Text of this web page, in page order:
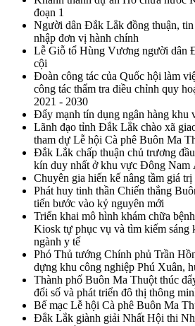
đoạn 1
Người dân Đắk Lắk đồng thuận,
nhập đơn vị hành chính
Lễ Giỗ tổ Hùng Vương người dân
cội
Đoàn công tác của Quốc hội làm
công tác thẩm tra điều chỉnh quy
2021 - 2030
Đẩy mạnh tín dụng ngân hàng khu
Lãnh đạo tỉnh Đắk Lắk chào xã
tham dự Lễ hội Cà phê Buôn Ma
Đắk Lắk chấp thuận chủ trương
kín duy nhất ở khu vực Đông Nam
Chuyên gia hiến kế nâng tầm giá trị
Phát huy tinh thần Chiến thắng
tiến bước vào kỷ nguyên mới
Triển khai mô hình khám chữa
Kiosk tự phục vụ và tìm kiếm sáng
ngành y tế
Phó Thủ tướng Chính phủ Trần
dựng khu công nghiệp Phú Xuân,
Thành phố Buôn Ma Thuột thúc
đổi số và phát triển đô thị thông
Bế mạc Lễ hội Cà phê Buôn Ma
Đắk Lắk giành giải Nhất Hội thi